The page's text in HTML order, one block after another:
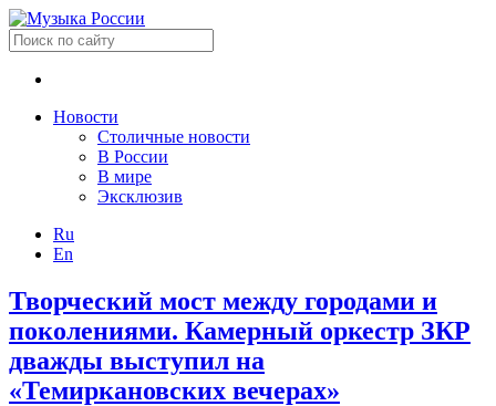
Новости
Столичные новости
В России
В мире
Эксклюзив
Ru
En
Творческий мост между городами и
поколениями. Камерный оркестр ЗКР
дважды выступил на
«Темиркановских вечерах»